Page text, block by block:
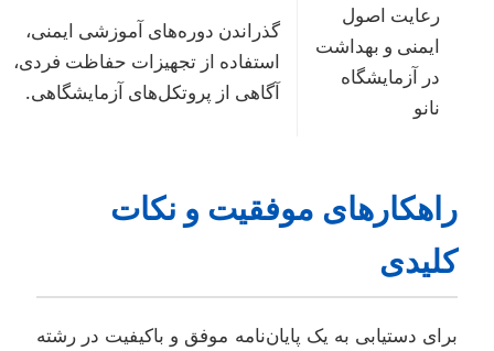
رعایت اصول
ایمنی و بهداشت
در آزمایشگاه
گذراندن دوره‌های آموزشی ایمنی،
استفاده از تجهیزات حفاظت فردی،
آگاهی از پروتکل‌های آزمایشگاهی.
موفقیت و نکات
دستیابی به یک پایان‌نامه موفق و باکیفیت در رشته